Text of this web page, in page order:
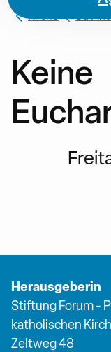
Kirche St.
Keine
Herausgeberin
Stiftung Forum -
katholischen
Zeltweg 48